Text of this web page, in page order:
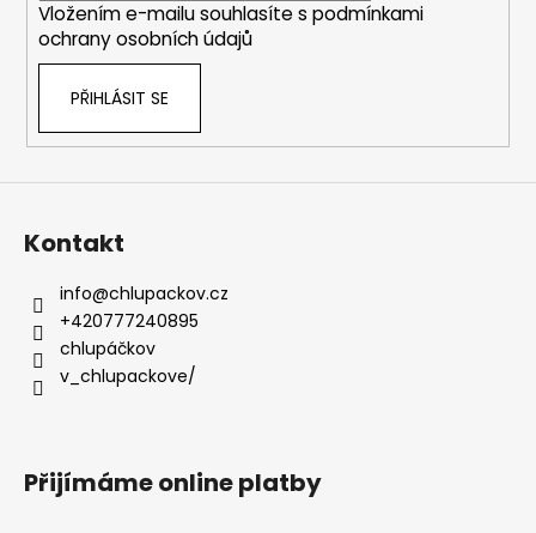
Vložením e-mailu souhlasíte s podmínkami
ochrany osobních údajů
PŘIHLÁSIT SE
Kontakt
info@chlupackov.cz
+420777240895
chlupáčkov
v_chlupackove/
Přijímáme online platby